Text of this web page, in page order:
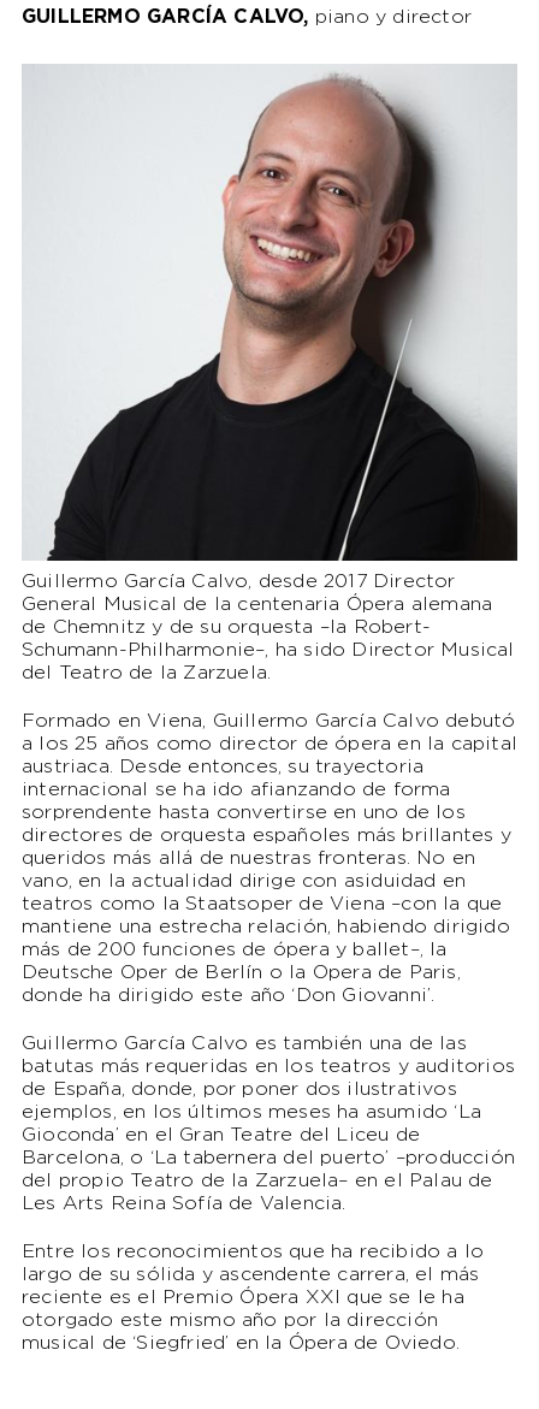
GUILLERMO GARCÍA CALVO, piano y director
Guillermo García Calvo, desde 2017 Director
General Musical de la centenaria Ópera alemana
de Chemnitz y de su orquesta –la Robert-
Schumann-Philharmonie–, ha sido Director Musical
del Teatro de la Zarzuela.
Formado en Viena, Guillermo García Calvo debutó
a los 25 años como director de ópera en la capital
austriaca. Desde entonces, su trayectoria
internacional se ha ido afianzando de forma
sorprendente hasta convertirse en uno de los
directores de orquesta españoles más brillantes y
queridos más allá de nuestras fronteras. No en
vano, en la actualidad dirige con asiduidad en
teatros como la Staatsoper de Viena –con la que
mantiene una estrecha relación, habiendo dirigido
más de 200 funciones de ópera y ballet–, la
Deutsche Oper de Berlín o la Opera de Paris,
donde ha dirigido este año ‘Don Giovanni’.
Guillermo García Calvo es también una de las
batutas más requeridas en los teatros y auditorios
de España, donde, por poner dos ilustrativos
ejemplos, en los últimos meses ha asumido ‘La
Gioconda’ en el Gran Teatre del Liceu de
Barcelona, o ‘La tabernera del puerto’ –producción
del propio Teatro de la Zarzuela– en el Palau de
Les Arts Reina Sofía de Valencia.
Entre los reconocimientos que ha recibido a lo
largo de su sólida y ascendente carrera, el más
reciente es el Premio Ópera XXI que se le ha
otorgado este mismo año por la dirección
musical de ‘Siegfried’ en la Ópera de Oviedo.